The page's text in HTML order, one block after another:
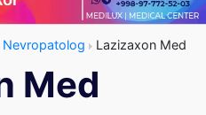
Nevropatolog Lazizaxon Med
Med